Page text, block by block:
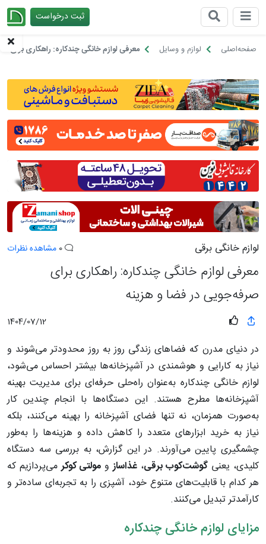
ثبت درخواست
صفحه‌اصلی لوازم و وسایل معرفی لوازم خانگی چندکاره: راهکاری برای
لوازم خانگی برقی مشاهده نظرات
معرفی لوازم خانگی چندکاره: راهکاری برای
صرفه‌جویی در فضا و هزینه
1404/07/12
در دنیای مدرن که فضاهای زندگی روز به‌ روز محدودتر می‌شوند و
نیاز به کارایی و هوشمندی در آشپزخانه‌ها بیشتر احساس می‌شود،
لوازم خانگی چندکاره به‌عنوان راه‌حلی حرفه‌ای برای مدیریت بهینه
آشپزخانه‌ها مطرح هستند. این دستگاه‌ها با انجام چندین کار
به‌صورت همزمان، نه تنها فضای آشپزخانه را بهینه می‌کنند، بلکه
نیاز به خرید ابزارهای متعدد را کاهش داده و هزینه‌ها را به‌طور
چشمگیری پایین می‌آورند. در این گزارش، به بررسی سه دستگاه
کلیدی، یعنی گوشت‌کوب برقی،غذاسازو مولتی کوکرمی‌پردازیم که
هر کدام با قابلیت‌های متنوع خود، آشپزی را به تجربه‌ای ساده‌تر و
کارآمدتر تبدیل می‌کنند.
مزایای لوازم خانگی چندکاره